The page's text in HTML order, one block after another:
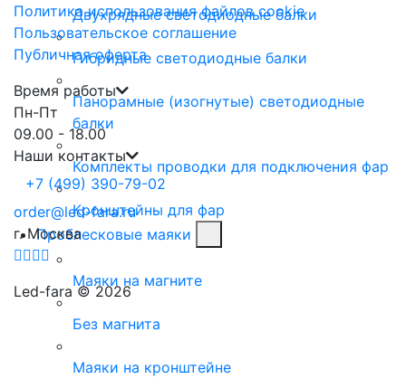
Двухрядные светодиодные балки
Гибридные светодиодные балки
Панорамные (изогнутые) светодиодные
балки
Комплекты проводки для подключения фар
Кронштейны для фар
Проблесковые маяки
Маяки на магните
Без магнита
Маяки на кронштейне
Политика использования файлов cookie
Пользовательское соглашение
Публичная оферта
Время работы
Пн-Пт
09.00 - 18.00
Наши контакты
+7 (499) 390-79-02
order@led-fara.ru
г. Москва
Led-fara © 2026